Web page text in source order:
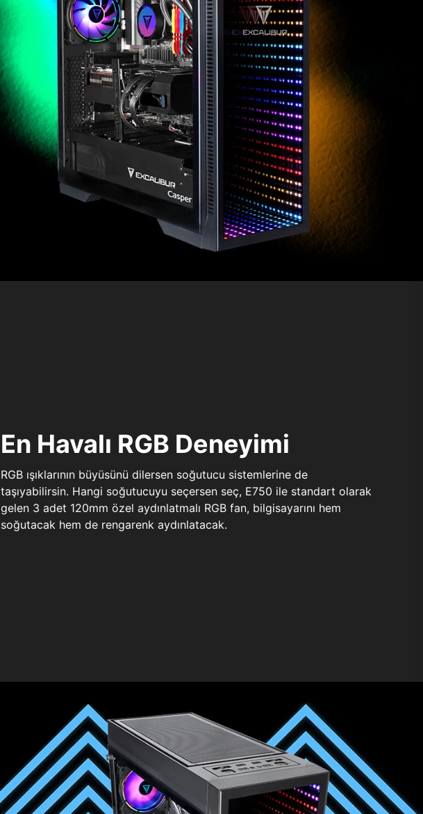
En Havalı RGB Deneyimi
RGB ışıklarının büyüsünü dilersen soğutucu sistemlerine de
taşıyabilirsin. Hangi soğutucuyu seçersen seç, E750 ile standart olarak
gelen 3 adet 120mm özel aydınlatmalı RGB fan, bilgisayarını hem
soğutacak hem de rengarenk aydınlatacak.